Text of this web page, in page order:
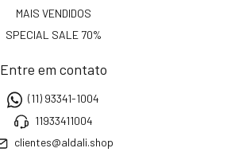
MAIS VENDIDOS
SPECIAL SALE 70%
Entre em contato
(11) 93341-1004
11933411004
clientes@aldali.shop